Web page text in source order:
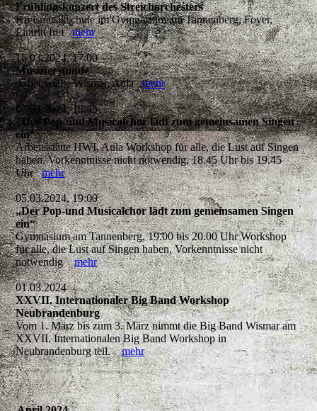
Frühlingskonzert des Streichorchesters
Kreismusikschule im Gymnasium am Tannenberg, Foyer,
Eintritt freimehr
15.03.2024, 17:00
Musizierstunde
Arbeitsstätte Wismar, Aulamehr
07.03.2024, 18:45
"Der Pop-und Musicalchor lädt zum gemeinsamen Singen
ein“
Arbeitsstätte HWI, Aula Workshop für alle, die Lust auf Singen
haben, Vorkenntnisse nicht notwendig, 18.45 Uhr bis 19.45
Uhrmehr
05.03.2024, 19:00
„Der Pop-und Musicalchor lädt zum gemeinsamen Singen
ein“
Gymnasium am Tannenberg, 19.00 bis 20.00 Uhr Workshop
für alle, die Lust auf Singen haben, Vorkenntnisse nicht
notwendigmehr
01.03.2024
XXVII. Internationaler Big Band Workshop
Neubrandenburg
Vom 1. März bis zum 3. März nimmt die Big Band Wismar am
XXVII. Internationalen Big Band Workshop in
Neubrandenburg teil.mehr